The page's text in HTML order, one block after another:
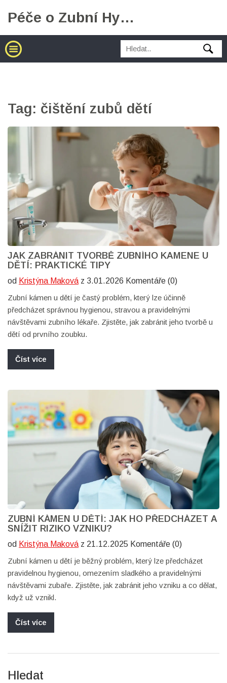
Péče o Zubní Hygienu
Tag: čištění zubů dětí
JAK ZABRÁNIT TVORBĚ ZUBNÍHO KAMENE U
DĚTÍ: PRAKTICKÉ TIPY
od Kristýna Maková z 3.01.2026 Komentáře (0)
Zubní kámen u dětí je častý problém, který lze účinně
předcházet správnou hygienou, stravou a pravidelnými
návštěvami zubního lékaře. Zjistěte, jak zabránit jeho tvorbě u
dětí od prvního zoubku.
Číst více
ZUBNÍ KÁMEN U DĚTÍ: JAK HO PŘEDCHÁZET A
SNÍŽIT RIZIKO VZNIKU?
od Kristýna Maková z 21.12.2025 Komentáře (0)
Zubní kámen u dětí je běžný problém, který lze předcházet
pravidelnou hygienou, omezením sladkého a pravidelnými
návštěvami zubaře. Zjistěte, jak zabránit jeho vzniku a co dělat,
když už vznikl.
Číst více
Hledat